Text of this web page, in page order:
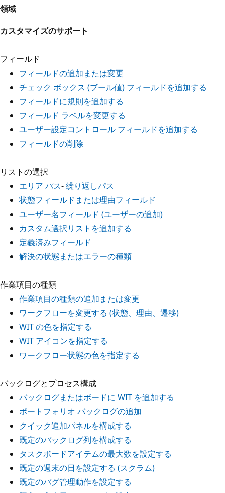
領域
カスタマイズのサポート
フィールド
フィールドの追加または変更
チェック ボックス (ブール値) フィールドを追加する
フィールドに規則を追加する
フィールド ラベルを変更する
ユーザー設定コントロール フィールドを追加する
フィールドの削除
リストの選択
エリア パス-繰り返しパス
状態フィールドまたは理由フィールド
ユーザー名フィールド (ユーザーの追加)
カスタム選択リストを追加する
定義済みフィールド
解決の状態またはエラーの種類
作業項目の種類
作業項目の種類の追加または変更
ワークフローを変更する (状態、理由、遷移)
WIT の色を指定する
WIT アイコンを指定する
ワークフロー状態の色を指定する
バックログとプロセス構成
バックログまたはボードに WIT を追加する
ポートフォリオ バックログの追加
クイック追加パネルを構成する
既定のバックログ列を構成する
タスクボードアイテムの最大数を設定する
既定の週末の日を設定する (スクラム)
既定のバグ管理動作を設定する